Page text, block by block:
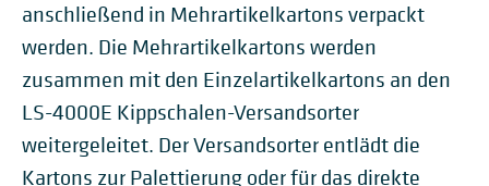
anschließend in Mehrartikelkartons verpackt
werden. Die Mehrartikelkartons werden
zusammen mit den Einzelartikelkartons an den
LS-4000E Kippschalen-Versandsorter
weitergeleitet. Der Versandsorter entlädt die
Kartons zur Palettierung oder für das direkte